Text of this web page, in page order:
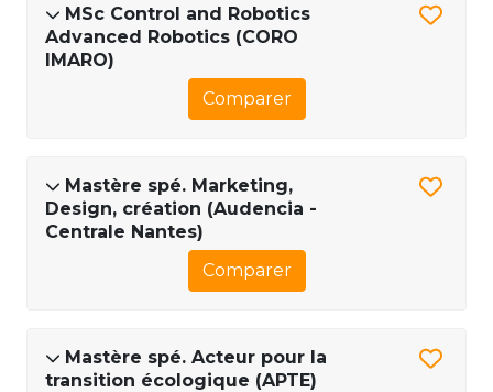
MSc Control and Robotics
Advanced Robotics (CORO
IMARO)
Comparer
Mastère spé. Marketing,
Design, création (Audencia -
Centrale Nantes)
Comparer
Mastère spé. Acteur pour la
transition écologique (APTE)